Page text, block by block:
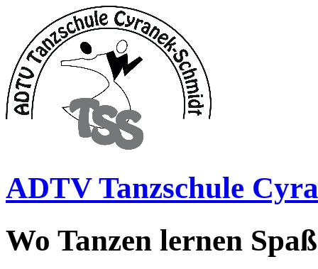
ADTV Tanzschule
Wo Tanzen lernen